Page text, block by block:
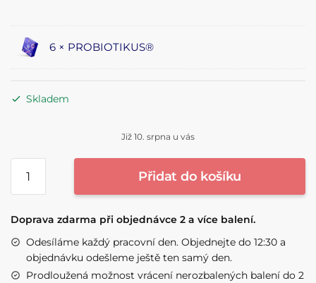
6 × PROBIOTIKUS®
Skladem
Již 10. srpna u vás
balení
Přidat do košíku
Doprava zdarma při objednávce 2 a více balení.
Odesíláme každý pracovní den. Objednejte do 12:30 a
objednávku odešleme ještě ten samý den.
Prodloužená možnost vrácení nerozbalených balení do 2